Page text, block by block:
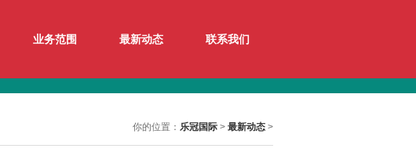
业务范围 最新动态 联系我们
你的位置： 乐冠国际 > 最新动态 >